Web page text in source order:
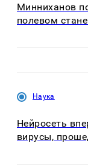
Минниханов
полевом
Наука
Нейросеть
вирусы,